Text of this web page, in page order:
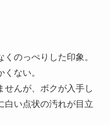
のっぺりした印象。
ない。
せんが、ボクが入手し
白い点状の汚れが目立